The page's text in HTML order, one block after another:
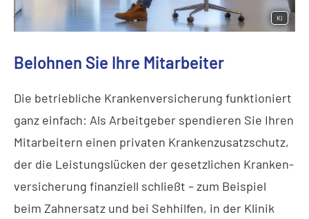
KI
Belohnen Sie Ihre Mitarbeiter
Die betriebliche Kranken­ver­si­che­rung funktioniert
ganz einfach: Als Arbeitgeber spendieren Sie Ihren
Mitarbeitern einen privaten Krankenzusatzschutz,
der die Leistungslücken der gesetzlichen Kranken­
ver­si­che­rung finanziell schließt – zum Beispiel
beim Zahnersatz und bei Sehhilfen, in der Klinik